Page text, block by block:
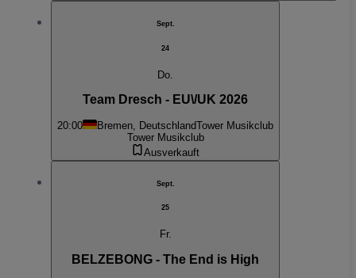
Sept.
24
Do.
Team Dresch - EU\/UK 2026
20:00 Bremen, DeutschlandTower Musikclub
Tower Musikclub
Ausverkauft
Sept.
25
Fr.
BELZEBONG - The End is High